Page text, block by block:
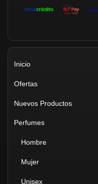
Inicio
Ofertas
Nuevos Productos
Perfumes
Hombre
Mujer
Unisex